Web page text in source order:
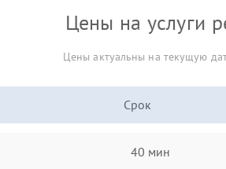
Цены на услуги
Цены актуальны на текущую
Срок
40 мин